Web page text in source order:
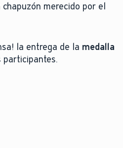
merecido por el
la entrega de la medalla
participantes.